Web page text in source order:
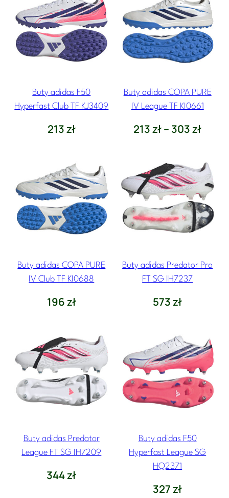
Buty adidas F50
Hyperfast Club TF KJ3409
213zł
Buty adidas COPA PURE
IV League TF KI0661
213zł– 303złZ
k
r
e
s
c
:
3
z
ł
d
0
Buty adidas COPA PURE
IV Club TF KI0688
196zł
Buty adidas Predator Pro
FT SG IH7237
573zł
Buty adidas Predator
League FT SG IH7209
344zł
Buty adidas F50
Hyperfast League SG
HQ2371
327zł